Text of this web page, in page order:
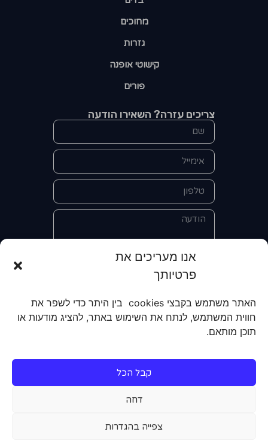
אנו מעריכים את
פרטיותך
האתר משתמש בקבצי cookies בין היתר כדי לשפר את
חווית המשתמש, לנתח את השימוש באתר, להציג מודעות או
תוכן מותאם.
קבל הכל
דחה
צפייה בהגדרות
מחוכים
גזרות
קישוטי אופנה
פורים
צריכים עזרה? השאירו הודעה
אני מאשר/ת את מסירת הפרטים
קבלת מידע על מוצרים, שירותים, מועדון
לקוחות. אני מודע/ת שאוכל לבטל את
הרישום שלי בכל עת ושעל מסירת הפרטים